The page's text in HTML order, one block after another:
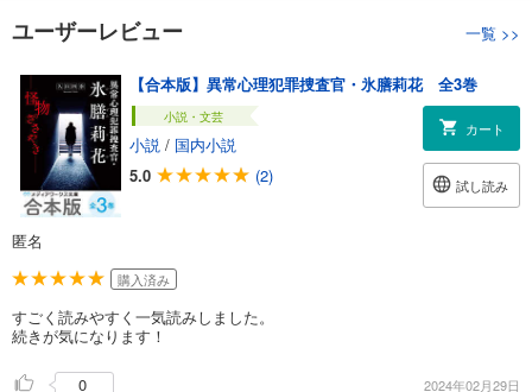
ユーザーレビュー 一覧 >>
【合本版】異常心理犯罪捜査官・氷膳莉花 全3巻
小説・文芸
小説 / 国内小説
5.0
(2)
カート
試し読み
匿名
購入済み
すごく読みやすく一気読みしました。
続きが気になります！
0 2024年02月29日